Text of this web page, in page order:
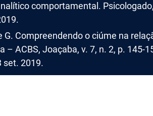
comportamental.
G. Compreendendo o ciúme na
– ACBS, Joaçaba, v. 7, n. 2, p. 145-
set. 2019.